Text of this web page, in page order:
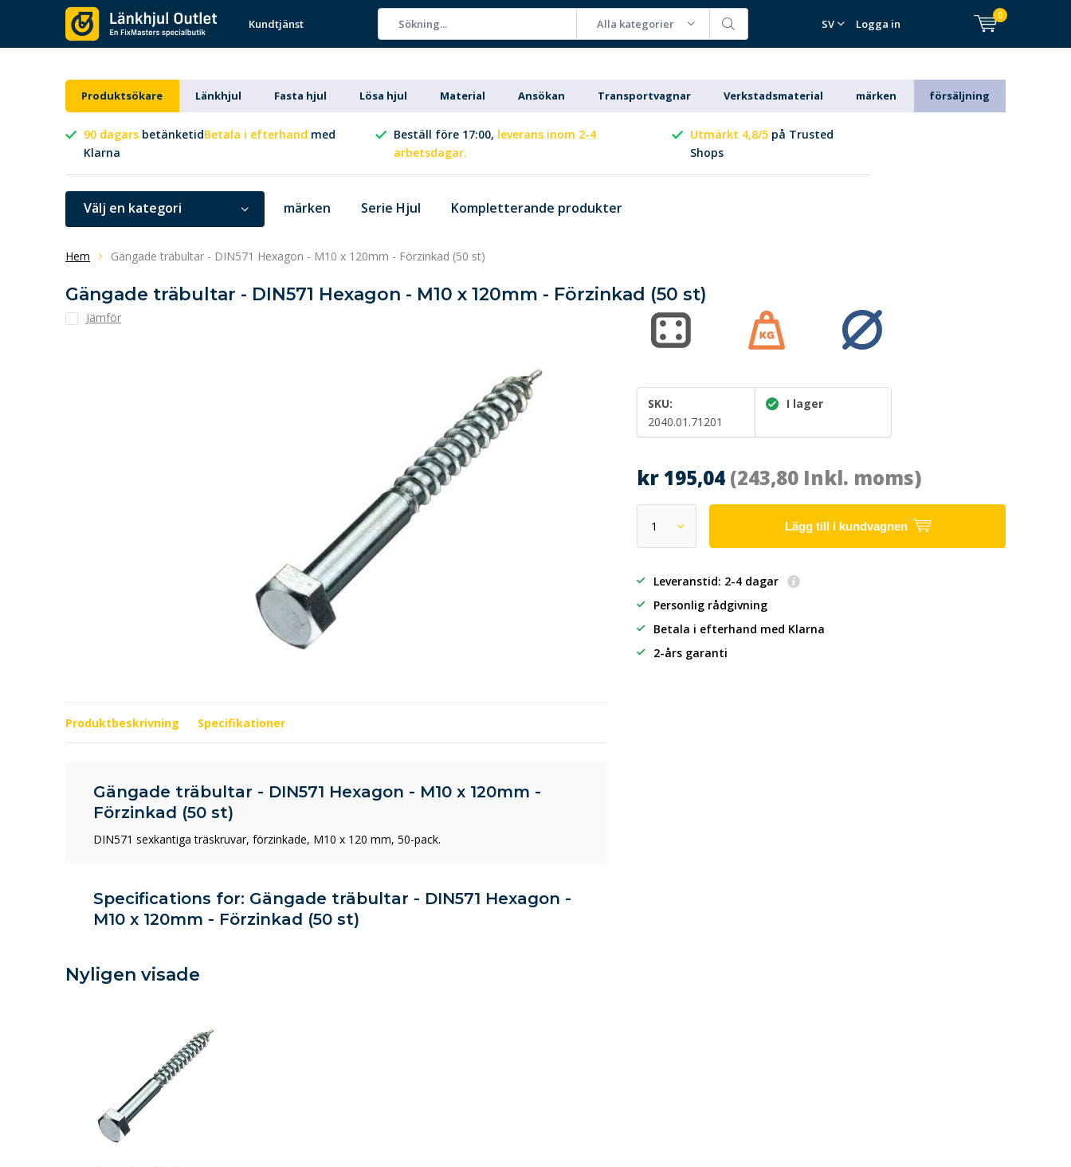
Kundtjänst Alla kategorier SV Logga in
0
Produktsökare Länkhjul Fasta hjul Lösa hjul Material Ansökan Transportvagnar Verkstadsmaterial märken försäljning
90 dagars betänketidBetala i efterhand med
Klarna
Beställ före 17:00, leverans inom 2-4
arbetsdagar.
Utmärkt 4,8/5 på Trusted
Shops
Välj en kategori märken Serie Hjul Kompletterande produkter
Hem Gängade träbultar - DIN571 Hexagon - M10 x 120mm - Förzinkad (50 st)
Gängade träbultar - DIN571 Hexagon - M10 x 120mm - Förzinkad (50 st)
Jämför
SKU:
2040.01.71201
I lager
kr 195,04 (243,80 Inkl. moms)
Lägg till i kundvagnen
Leveranstid: 2-4 dagar
Personlig rådgivning
Betala i efterhand med Klarna
2-års garanti
Produktbeskrivning Specifikationer
Gängade träbultar - DIN571 Hexagon - M10 x 120mm -
Förzinkad (50 st)
DIN571 sexkantiga träskruvar, förzinkade, M10 x 120 mm, 50-pack.
Specifications for: Gängade träbultar - DIN571 Hexagon -
M10 x 120mm - Förzinkad (50 st)
Nyligen visade